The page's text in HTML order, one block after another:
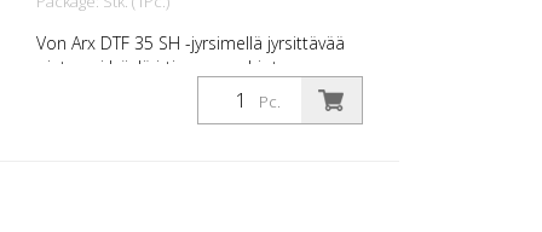
Von Arx DTF 35 SH -jyrsimellä jyrsittävää
pintaa ei lyödä irti, vaan se hiotaan
huolellisesti. Näin koneen kulku on
tasaista ja saadaan aikaan tasaisen hieno
Pc.